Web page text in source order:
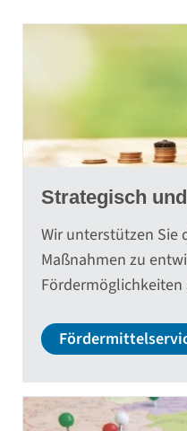
Strategisch
Wir unterstützen Sie
Maßnahmen zu